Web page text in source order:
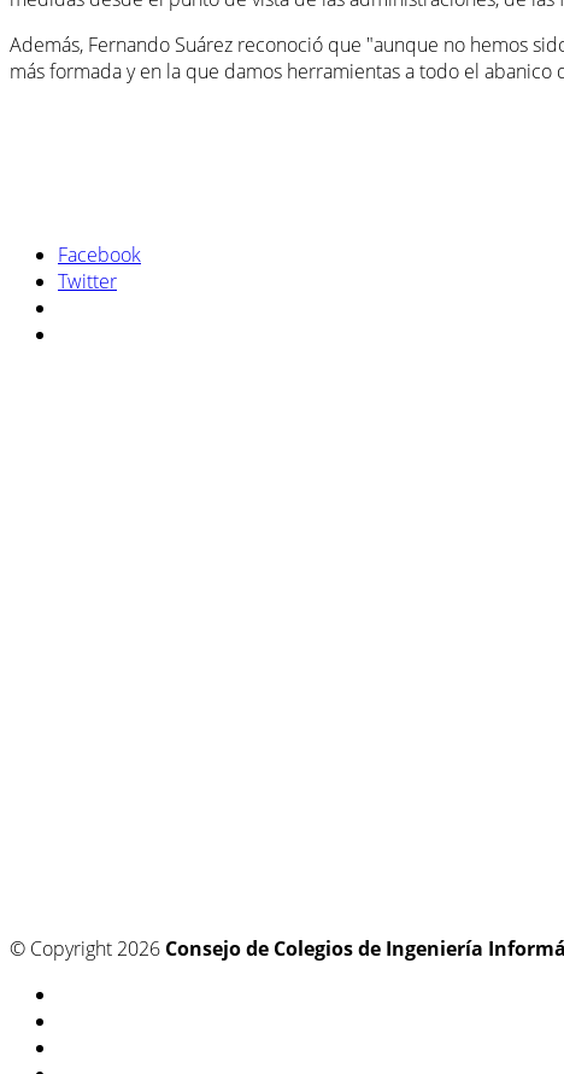
Además, Fernando Suárez reconoció que "aunque no hemos
más formada y en la que damos herramientas a todo el
Facebook
Twitter
© Copyright 2026 Consejo de Colegios de Ingeniería